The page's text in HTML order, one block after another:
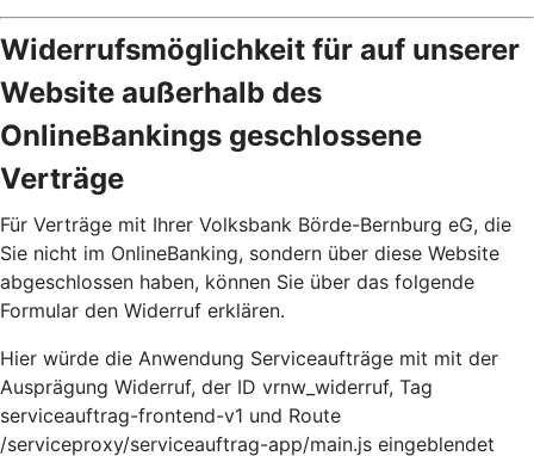
Widerrufsmöglichkeit für auf unserer
Website außerhalb des
OnlineBankings geschlossene
Verträge
Für Verträge mit Ihrer Volksbank Börde-Bernburg eG, die
Sie nicht im OnlineBanking, sondern über diese Website
abgeschlossen haben, können Sie über das folgende
Formular den Widerruf erklären.
Hier würde die Anwendung Serviceaufträge mit mit der
Ausprägung Widerruf, der ID vrnw_widerruf, Tag
serviceauftrag-frontend-v1 und Route
/serviceproxy/serviceauftrag-app/main.js eingeblendet